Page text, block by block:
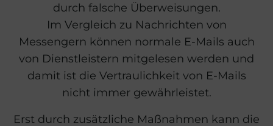
durch falsche Überweisungen.
Im Vergleich zu Nachrichten von
Messengern können normale E-Mails auch
von Dienstleistern mitgelesen werden und
damit ist die Vertraulichkeit von E-Mails
nicht immer gewährleistet.
Erst durch zusätzliche Maßnahmen kann die